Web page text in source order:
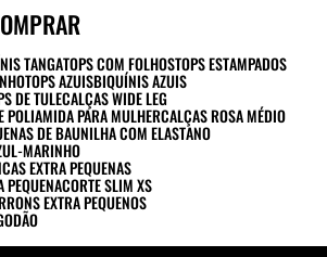
TANGATOPS COM FOLHOSTOPS ESTAMPADOS
TOPS AZUISBIQUÍNIS AZUIS
DE TULECALÇAS WIDE LEG
POLIAMIDA PARA MULHERCALÇAS ROSA MÉDIO
DE BAUNILHA COM ELASTANO
MARINHO
EXTRA PEQUENAS
PEQUENACORTE SLIM XS
EXTRA PEQUENOS